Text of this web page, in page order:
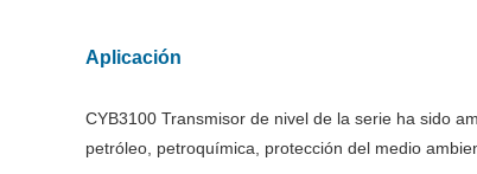
Aplicación
CYB3100 Transmisor de nivel de la serie ha sido
petróleo, petroquímica, protección del medio